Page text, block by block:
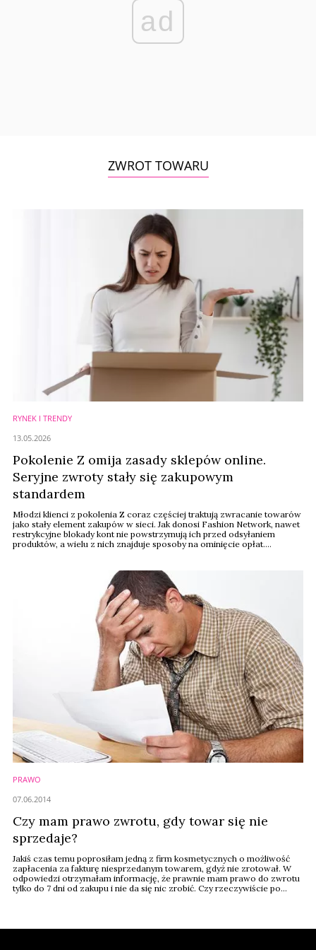
ad
ZWROT TOWARU
RYNEK I TRENDY
Pokolenie Z omija zasady sklepów online.
Seryjne zwroty stały się zakupowym
standardem
Młodzi klienci z pokolenia Z coraz częściej traktują zwracanie towarów
jako stały element zakupów w sieci. Jak donosi Fashion Network, nawet
restrykcyjne blokady kont nie powstrzymują ich przed odsyłaniem
produktów, a wielu z nich znajduje sposoby na ominięcie opłat.
13.05.2026
PRAWO
Czy mam prawo zwrotu, gdy towar się nie
sprzedaje?
Jakiś czas temu poprosiłam jedną z firm kosmetycznych o możliwość
zapłacenia za fakturę niesprzedanym towarem, gdyż nie zrotował. W
odpowiedzi otrzymałam informację, że prawnie mam prawo do zwrotu
tylko do 7 dni od zakupu i nie da się nic zrobić. Czy rzeczywiście po
07.06.2014